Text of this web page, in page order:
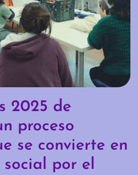
2025 de
proceso
se convierte en
social por el